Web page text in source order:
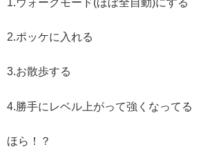
2.ポッケに入れる
3.お散歩する
4.勝手にレベル上がって強くなってる
ほら！？